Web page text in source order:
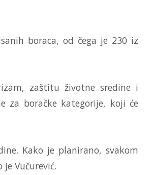
boraca, od čega je 230 iz
zaštitu životne sredine i
za boračke kategorije, koji će
Kako je planirano, svakom
Vučurević.